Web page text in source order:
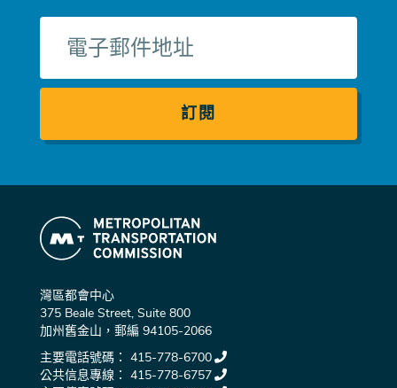
郵
件
灣區都會中心
375 Beale Street, Suite 800
加州舊金山，郵編 94105-2066
主要電話號碼： 415-778-6700
公共信息專線： 415-778-6757